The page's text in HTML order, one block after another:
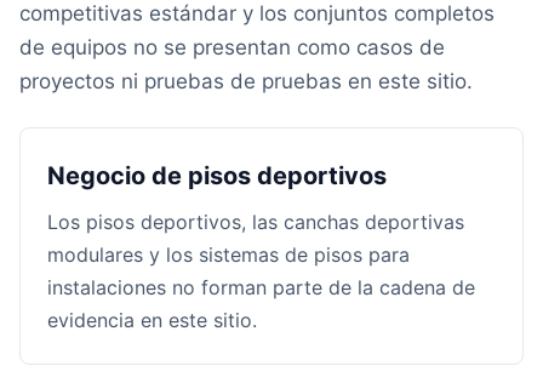
competitivas estándar y los conjuntos completos
de equipos no se presentan como casos de
proyectos ni pruebas de pruebas en este sitio.
Negocio de pisos deportivos
Los pisos deportivos, las canchas deportivas
modulares y los sistemas de pisos para
instalaciones no forman parte de la cadena de
evidencia en este sitio.